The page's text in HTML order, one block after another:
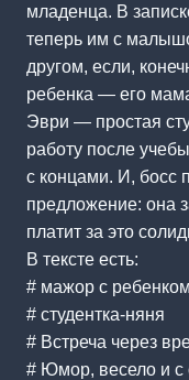
младенца. В
теперь им с
другом, если,
ребенка — его
Эври — простая
работу после
с концами. И, босс
предложение: она
платит за это
В тексте есть:
# мажор с ребенком
# студентка-няня
# Встреча через
# Юмор, весело и с